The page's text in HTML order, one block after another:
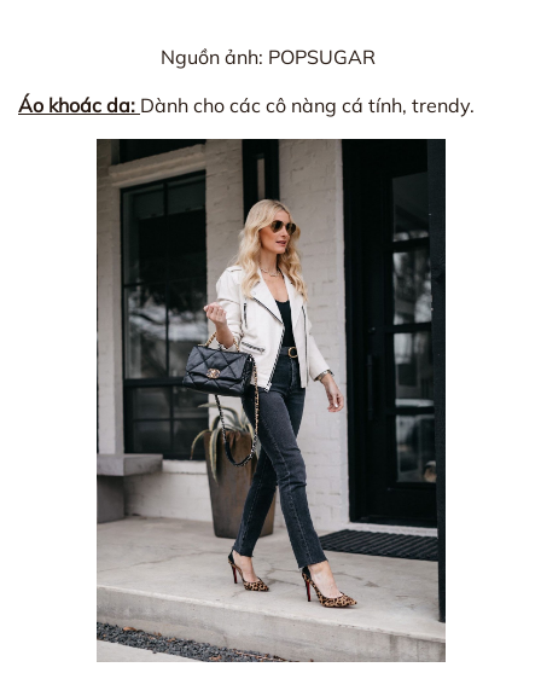
Nguồn ảnh: POPSUGAR
Áo khoác da: Dành cho các cô nàng cá tính, trendy.